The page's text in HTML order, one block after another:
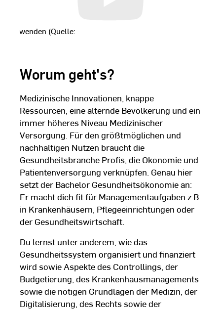
verwenden (Quelle:
übertragen oder
werden könnten. Weitere
Sie in unserer
Worum geht's?
Medizinische Innovationen, knappe
Ressourcen, eine alternde Bevölkerung und ein
immer höheres Niveau Medizinischer
Versorgung. Für den größtmöglichen und
nachhaltigen Nutzen braucht die
Gesundheitsbranche Profis, die Ökonomie und
Patientenversorgung verknüpfen. Genau hier
setzt der Bachelor Gesundheitsökonomie an:
Er macht dich fit für Managementaufgaben z.B.
in Krankenhäusern, Pflegeeinrichtungen oder
der Gesundheitswirtschaft.
Du lernst unter anderem, wie das
Gesundheitssystem organisiert und finanziert
wird sowie Aspekte des Controllings, der
Budgetierung, des Krankenhausmanagements
sowie die nötigen Grundlagen der Medizin, der
Digitalisierung, des Rechts sowie der